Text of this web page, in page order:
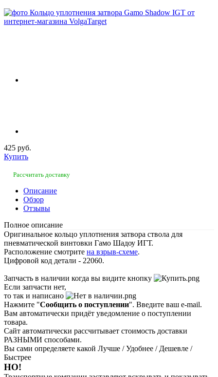
425 руб.
Купить
Рассчитать доставку
Описание
Обзор
Отзывы
Полное описание
Оригинальное кольцо уплотнения затвора ствола для
пневматической винтовки Гамо Шадоу ИГТ.
Расположение смотрите на взрыв-схеме.
Цифровой код детали - 22060.
Запчасть в наличии когда вы видите кнопку
Если запчасти нет,
то так и написано
Нажмите "Сообщить о поступлении". Введите ваш e-mail.
Вам автоматически придёт уведомление о поступлении
товара.
Сайт автоматически рассчитывает стоимость доставки
РАЗНЫМИ способами.
Вы сами определяете какой Лучше / Удобнее / Дешевле /
Быстрее
НО!